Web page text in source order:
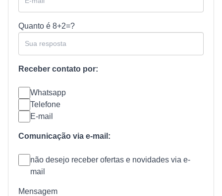
Quanto é 8+2=?
Receber contato por:
Whatsapp
Telefone
E-mail
Comunicação via e-mail:
não desejo receber ofertas e novidades via e-
mail
Mensagem